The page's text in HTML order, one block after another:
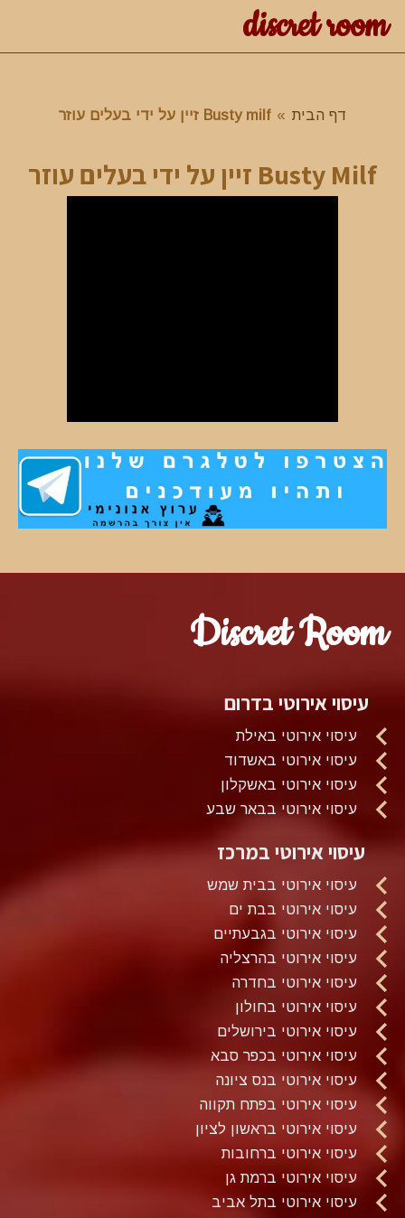
discret room
דף הבית » Busty milf זיין על ידי בעלים עוזר
Busty Milf זיין על ידי בעלים עוזר
Discret Room
עיסוי אירוטי בדרום
עיסוי אירוטי באילת
עיסוי אירוטי באשדוד
עיסוי אירוטי באשקלון
עיסוי אירוטי בבאר שבע
עיסוי אירוטי במרכז
עיסוי אירוטי בבית שמש
עיסוי אירוטי בבת ים
עיסוי אירוטי בגבעתיים
עיסוי אירוטי בהרצליה
עיסוי אירוטי בחדרה
עיסוי אירוטי בחולון
עיסוי אירוטי בירושלים
עיסוי אירוטי בכפר סבא
עיסוי אירוטי בנס ציונה
עיסוי אירוטי בפתח תקווה
עיסוי אירוטי בראשון לציון
עיסוי אירוטי ברחובות
עיסוי אירוטי ברמת גן
עיסוי אירוטי בתל אביב